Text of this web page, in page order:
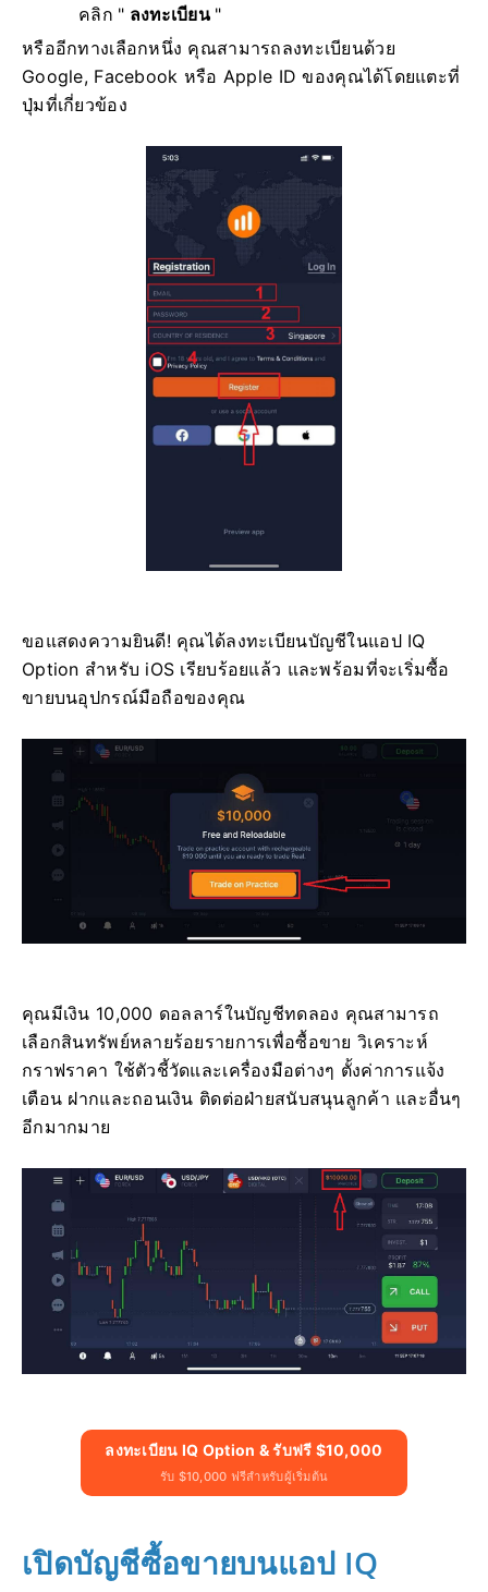
คลิก " ลงทะเบียน"
หรืออีกทางเลือกหนึ่ง คุณสามารถลงทะเบียนด้วย
Google, Facebook หรือ Apple ID ของคุณได้โดยแตะที่
ปุ่มที่เกี่ยวข้อง
ขอแสดงความยินดี! คุณได้ลงทะเบียนบัญชีในแอป IQ
Option สำหรับ iOS เรียบร้อยแล้ว และพร้อมที่จะเริ่มซื้อ
ขายบนอุปกรณ์มือถือของคุณ
คุณมีเงิน 10,000 ดอลลาร์ในบัญชีทดลอง คุณสามารถ
เลือกสินทรัพย์หลายร้อยรายการเพื่อซื้อขาย วิเคราะห์
กราฟราคา ใช้ตัวชี้วัดและเครื่องมือต่างๆ ตั้งค่าการแจ้ง
เตือน ฝากและถอนเงิน ติดต่อฝ่ายสนับสนุนลูกค้า และอื่นๆ
อีกมากมาย
ลงทะเบียน IQ Option & รับฟรี $10,000
รับ $10,000 ฟรีสำหรับผู้เริ่มต้น
เปิดบัญชีซื้อขายบนแอป IQ